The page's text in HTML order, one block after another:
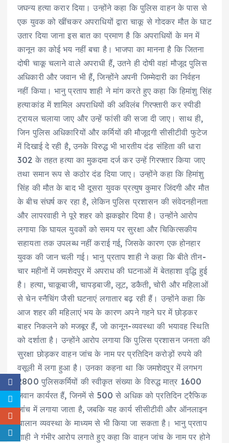
जघन्य हत्या करार दिया। उन्होंने कहा कि पुलिस वाहन के पास से
एक युवक को खींचकर अपराधियों द्वारा चाकू से गोदकर मौत के घाट
उतार दिया जाना इस बात का प्रमाण है कि अपराधियों के मन में
कानून का कोई भय नहीं बचा है। भाजपा का मानना है कि जितना
दोषी चाकू चलाने वाले अपराधी हैं, उतने ही दोषी वहां मौजूद पुलिस
अधिकारी और जवान भी हैं, जिन्होंने अपनी जिम्मेदारी का निर्वहन
नहीं किया। भानु प्रताप शाही ने मांग करते हुए कहा कि हिमांशु सिंह
हत्याकांड में शामिल अपराधियों की अविलंब गिरफ्तारी कर स्पीडी
ट्रायल चलाया जाए और उन्हें फांसी की सजा दी जाए। साथ ही,
जिन पुलिस अधिकारियों और कर्मियों की मौजूदगी सीसीटीवी फुटेज
में दिखाई दे रही है, उनके विरुद्ध भी भारतीय दंड संहिता की धारा
302 के तहत हत्या का मुकदमा दर्ज कर उन्हें गिरफ्तार किया जाए
तथा समान रूप से कठोर दंड दिया जाए। उन्होंने कहा कि हिमांशु
सिंह की मौत के बाद भी दूसरा युवक प्रत्युष कुमार जिंदगी और मौत
के बीच संघर्ष कर रहा है, लेकिन पुलिस प्रशासन की संवेदनहीनता
और लापरवाही ने पूरे शहर को झकझोर दिया है। उन्होंने आरोप
लगाया कि घायल युवकों को समय पर सुरक्षा और चिकित्सकीय
सहायता तक उपलब्ध नहीं कराई गई, जिसके कारण एक होनहार
युवक की जान चली गई। भानु प्रताप शाही ने कहा कि बीते तीन-
चार महीनों में जमशेदपुर में अपराध की घटनाओं में बेतहाशा वृद्धि हुई
है। हत्या, चाकूबाजी, चापड़बाजी, लूट, डकैती, चोरी और महिलाओं
से चेन स्नैचिंग जैसी घटनाएं लगातार बढ़ रही हैं। उन्होंने कहा कि
आज शहर की महिलाएं भय के कारण अपने गहने घर में छोड़कर
बाहर निकलने को मजबूर हैं, जो कानून-व्यवस्था की भयावह स्थिति
को दर्शाता है। उन्होंने आरोप लगाया कि पुलिस प्रशासन जनता की
सुरक्षा छोड़कर वाहन जांच के नाम पर प्रतिदिन करोड़ों रुपये की
वसूली में लगा हुआ है। उनका कहना था कि जमशेदपुर में लगभग
2800 पुलिसकर्मियों की स्वीकृत संख्या के विरुद्ध मात्र 1600
जवान कार्यरत हैं, जिनमें से 500 से अधिक को प्रतिदिन ट्रैफिक
जांच में लगाया जाता है, जबकि यह कार्य सीसीटीवी और ऑनलाइन
चालान व्यवस्था के माध्यम से भी किया जा सकता है। भानु प्रताप
शाही ने गंभीर आरोप लगाते हुए कहा कि वाहन जांच के नाम पर होने